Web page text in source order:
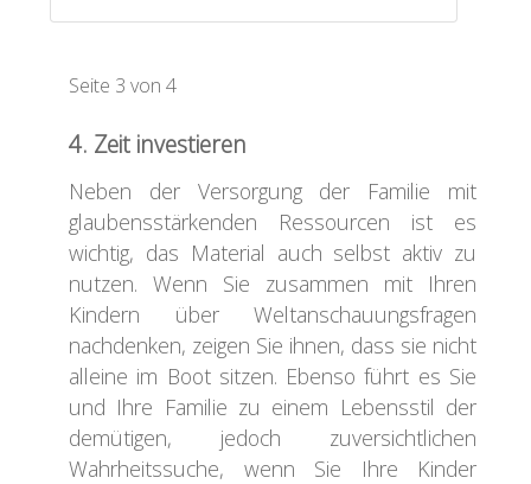
Seite 3 von 4
4. Zeit investieren
Neben der Versorgung der Familie mit
glaubensstärkenden Ressourcen ist es
wichtig, das Material auch selbst aktiv zu
nutzen. Wenn Sie zusammen mit Ihren
Kindern über Weltanschauungsfragen
nachdenken, zeigen Sie ihnen, dass sie nicht
alleine im Boot sitzen. Ebenso führt es Sie
und Ihre Familie zu einem Lebensstil der
demütigen, jedoch zuversichtlichen
Wahrheitssuche, wenn Sie Ihre Kinder